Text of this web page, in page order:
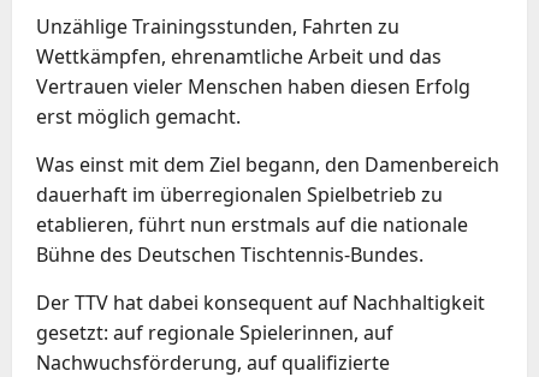
Unzählige Trainingsstunden, Fahrten zu
Wettkämpfen, ehrenamtliche Arbeit und das
Vertrauen vieler Menschen haben diesen Erfolg
erst möglich gemacht.
Was einst mit dem Ziel begann, den Damenbereich
dauerhaft im überregionalen Spielbetrieb zu
etablieren, führt nun erstmals auf die nationale
Bühne des Deutschen Tischtennis-Bundes.
Der TTV hat dabei konsequent auf Nachhaltigkeit
gesetzt: auf regionale Spielerinnen, auf
Nachwuchsförderung, auf qualifizierte